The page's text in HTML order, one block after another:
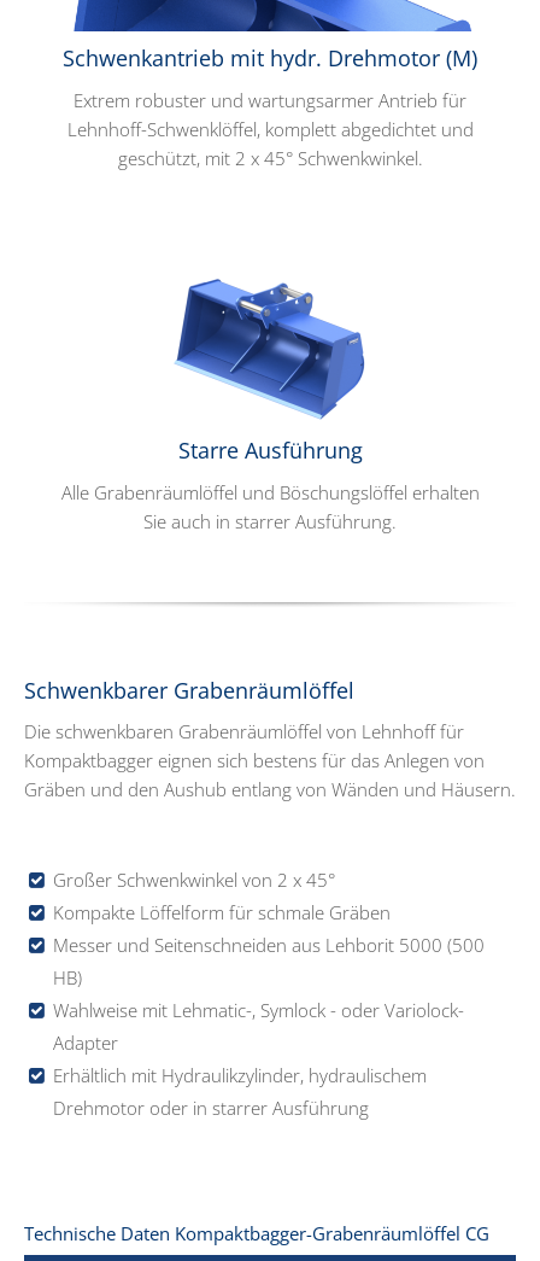
Schwenkantrieb mit hydr. Drehmotor (M)
Extrem robuster und wartungsarmer Antrieb für
Lehnhoff-Schwenklöffel, komplett abgedichtet und
geschützt, mit 2 x 45° Schwenkwinkel.
Starre Ausführung
Alle Grabenräumlöffel und Böschungslöffel erhalten
Sie auch in starrer Ausführung.
Schwenkbarer Grabenräumlöffel
Die schwenkbaren Grabenräumlöffel von Lehnhoff für
Kompaktbagger eignen sich bestens für das Anlegen von
Gräben und den Aushub entlang von Wänden und Häusern.
Großer Schwenkwinkel von 2 x 45°
Kompakte Löffelform für schmale Gräben
Messer und Seitenschneiden aus Lehborit 5000 (500
HB)
Wahlweise mit Lehmatic-, Symlock - oder Variolock-
Adapter
Erhältlich mit Hydraulikzylinder, hydraulischem
Drehmotor oder in starrer Ausführung
Technische Daten Kompaktbagger-Grabenräumlöffel CG